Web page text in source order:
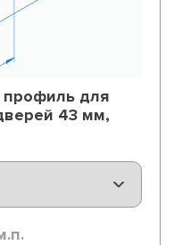
для
43 мм,